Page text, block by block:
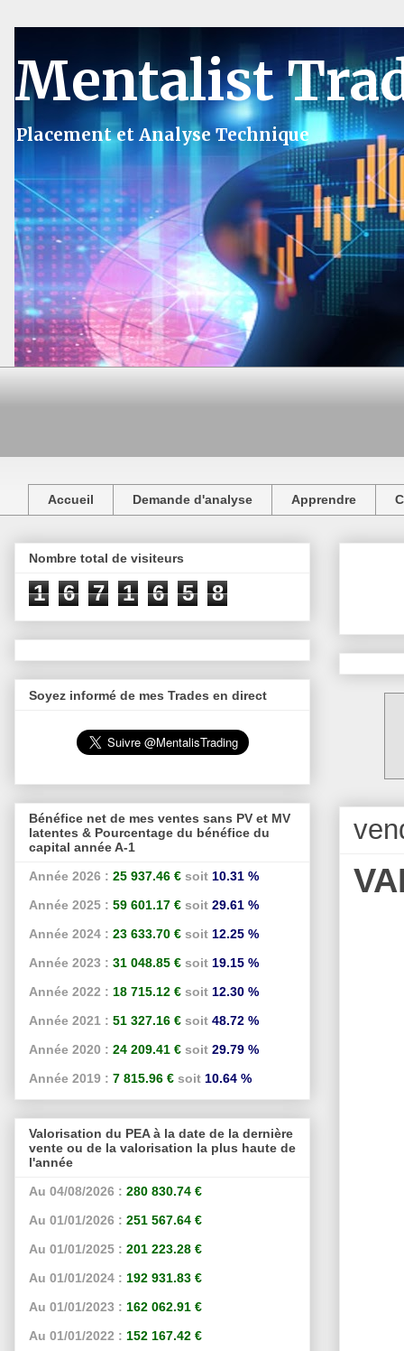
Mentalist
Placement et Analyse Technique
Accueil Demande d'analyse Apprendre
Nombre total de visiteurs
1 6 7 1 6 5 8
Soyez informé de mes Trades en direct
Bénéfice net de mes ventes sans PV et MV
latentes & Pourcentage du bénéfice du
capital année A-1
Année 2026 : 25 937.46 € soit 10.31 %
Année 2025 : 59 601.17 € soit 29.61 %
Année 2024 : 23 633.70 € soit 12.25 %
Année 2023 : 31 048.85 € soit 19.15 %
Année 2022 : 18 715.12 € soit 12.30 %
Année 2021 : 51 327.16 € soit 48.72 %
Année 2020 : 24 209.41 € soit 29.79 %
Année 2019 : 7 815.96 € soit 10.64 %
Valorisation du PEA à la date de la dernière
vente ou de la valorisation la plus haute de
l'année
Au 04/08/2026 : 280 830.74 €
Au 01/01/2026 : 251 567.64 €
Au 01/01/2025 : 201 223.28 €
Au 01/01/2024 : 192 931.83 €
Au 01/01/2023 : 162 062.91 €
Au 01/01/2022 : 152 167.42 €